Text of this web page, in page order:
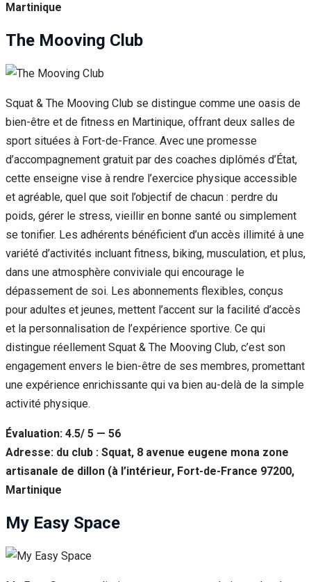
Martinique
The Mooving Club
Squat & The Mooving Club se distingue comme une oasis de
bien-être et de fitness en Martinique, offrant deux salles de
sport situées à Fort-de-France. Avec une promesse
d’accompagnement gratuit par des coaches diplômés d’État,
cette enseigne vise à rendre l’exercice physique accessible
et agréable, quel que soit l’objectif de chacun : perdre du
poids, gérer le stress, vieillir en bonne santé ou simplement
se tonifier. Les adhérents bénéficient d’un accès illimité à une
variété d’activités incluant fitness, biking, musculation, et plus,
dans une atmosphère conviviale qui encourage le
dépassement de soi. Les abonnements flexibles, conçus
pour adultes et jeunes, mettent l’accent sur la facilité d’accès
et la personnalisation de l’expérience sportive. Ce qui
distingue réellement Squat & The Mooving Club, c’est son
engagement envers le bien-être de ses membres, promettant
une expérience enrichissante qui va bien au-delà de la simple
activité physique.
Évaluation: 4.5/ 5 — 56
Adresse: du club : Squat, 8 avenue eugene mona zone
artisanale de dillon (à l’intérieur, Fort-de-France 97200,
Martinique
My Easy Space